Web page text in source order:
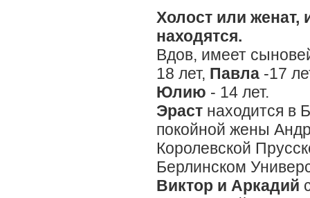
Холост или женат,
находятся.
Вдов, имеет
18 лет, Павла-17
Юлию - 14 лет.
Эрастнаходится в
покойной жены
Королевской
Берлинском
Виктор и Аркадий